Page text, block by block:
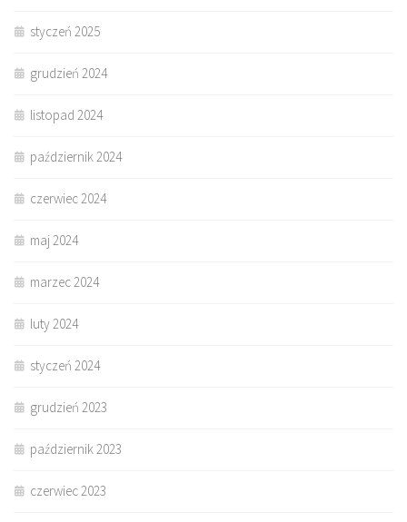
styczeń 2025
grudzień 2024
listopad 2024
październik 2024
czerwiec 2024
maj 2024
marzec 2024
luty 2024
styczeń 2024
grudzień 2023
październik 2023
czerwiec 2023